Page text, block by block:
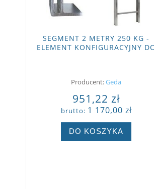
SEGMENT 2 METRY 250 KG -
ELEMENT KONFIGURACYJNY
Producent:Geda
951,22 zł
brutto: 1 170,00 zł
DO KOSZYKA